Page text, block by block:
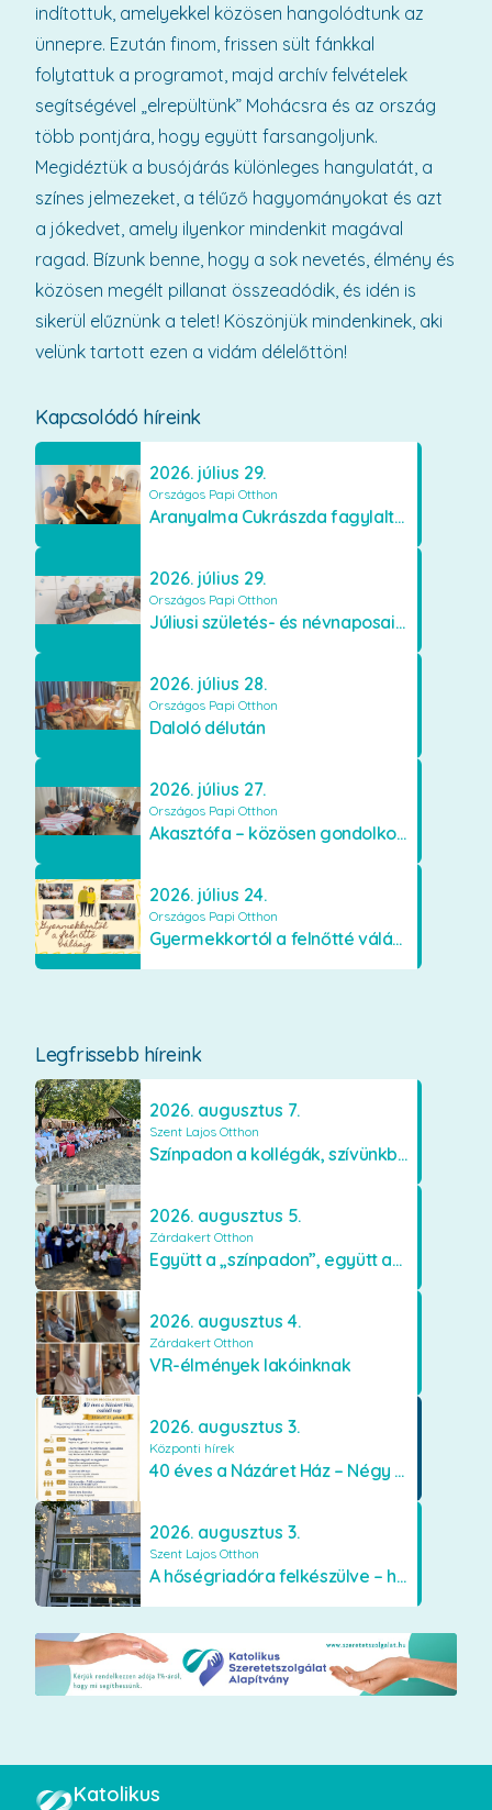
Kapcsolódó híreink
2026. július 29.
Országos Papi Otthon
Aranyalma Cukrászda fagylaltos meglepetés
2026. július 29.
Országos Papi Otthon
Júliusi születés- és névnaposaink
2026. július 28.
Országos Papi Otthon
Daloló délután
2026. július 27.
Országos Papi Otthon
Akasztófa – közösen gondolkodva
2026. július 24.
Országos Papi Otthon
Gyermekkortól a felnőtté válásig
Legfrissebb híreink
2026. augusztus 7.
Szent Lajos Otthon
Színpadon a kollégák, szívünkben a lakók
2026. augusztus 5.
Zárdakert Otthon
Együtt a „színpadon”, együtt az élményekért 🎭✨
2026. augusztus 4.
Zárdakert Otthon
VR-élmények lakóinknak
2026. augusztus 3.
Központi hírek
40 éves a Názáret Ház – Négy évtized szeretetben és gondoskodásban
2026. augusztus 3.
Szent Lajos Otthon
A hőségriadóra felkészülve – hűsítő fejlesztések a Szent Lajos Otthonban
indítottuk, amelyekkel közösen hangolódtunk az
ünnepre. Ezután finom, frissen sült fánkkal
folytattuk a programot, majd archív felvételek
segítségével „elrepültünk” Mohácsra és az ország
több pontjára, hogy együtt farsangoljunk.
Megidéztük a busójárás különleges hangulatát, a
színes jelmezeket, a télűző hagyományokat és azt
a jókedvet, amely ilyenkor mindenkit magával
ragad. Bízunk benne, hogy a sok nevetés, élmény és
közösen megélt pillanat összeadódik, és idén is
sikerül elűznünk a telet! Köszönjük mindenkinek, aki
velünk tartott ezen a vidám délelőttön!
Katolikus